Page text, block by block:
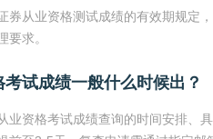
券从业资格测试成绩的有效期规定
要求。
试成绩一般什么时候出？
业资格考试成绩查询的时间安排、